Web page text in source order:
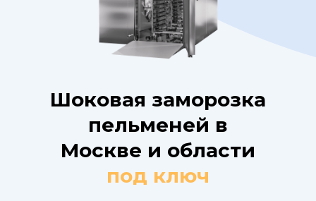
Шоковая заморозка
пельменей в
Москве и области
под ключ